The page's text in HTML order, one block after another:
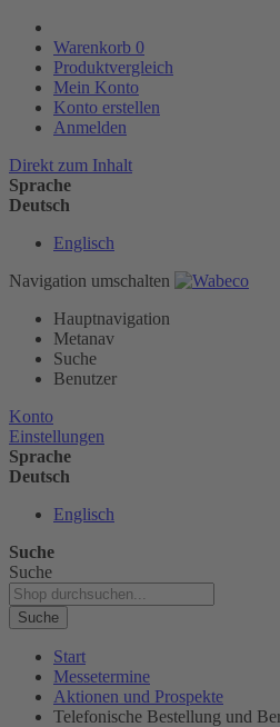
Warenkorb 0
Produktvergleich
Mein Konto
Konto erstellen
Anmelden
Direkt zum Inhalt
Sprache
Deutsch
Englisch
Navigation umschalten
Hauptnavigation
Metanav
Suche
Benutzer
Konto
Einstellungen
Sprache
Deutsch
Englisch
Suche
Suche
Suche
Start
Messetermine
Aktionen und Prospekte
Telefonische Bestellung und